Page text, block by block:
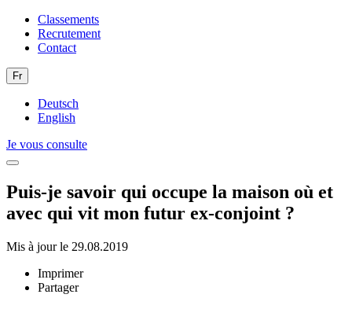
Classements
Recrutement
Contact
Fr
Deutsch
English
Je vous consulte
Puis-je savoir qui occupe la maison où et
avec qui vit mon futur ex-conjoint ?
Mis à jour le 29.08.2019
Imprimer
Partager